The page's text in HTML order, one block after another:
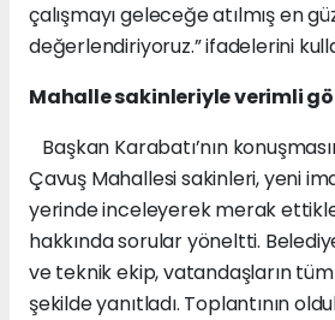
çalışmayı geleceğe atılmış en
değerlendiriyoruz.” ifadelerini
Mahalle sakinleriyle verimli
Başkan Karabatı’nın
Çavuş Mahallesi sakinleri, yeni
yerinde inceleyerek merak
hakkında sorular yöneltti.
ve teknik ekip, vatandaşların tüm
şekilde yanıtladı. Toplantının